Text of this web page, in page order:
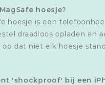
hoesje?
hoesje is een
draadloos opladen en
dat niet elk hoesje
'shockproof' bij een